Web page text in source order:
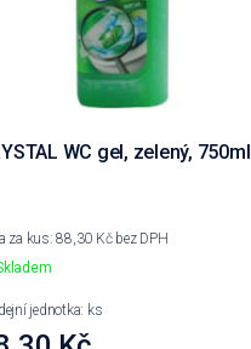
WC gel, zelený, 750ml
za kus: 88,30 Kč bez DPH
jednotka: ks